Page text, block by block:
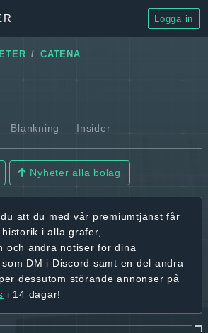
Logga in
CATENA
Blankning Insider
Nyheter alla bolag
att du med vår premiumtjänst får
i alla grafer,
och andra notiser för dina
DM i Discord samt en del andra
dessutom störande annonser på
i 14 dagar!